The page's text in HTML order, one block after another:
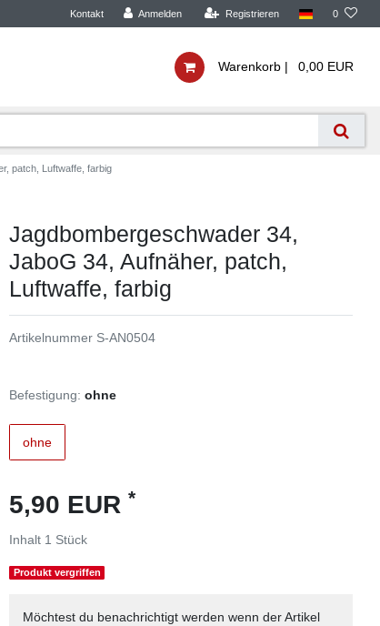
Kontakt Anmelden Registrieren 0
Warenkorb | 0,00 EUR
patch, Luftwaffe, farbig
Jagdbombergeschwader 34,
JaboG 34, Aufnäher, patch,
Luftwaffe, farbig
Artikelnummer S-AN0504
Befestigung: ohne
ohne
5,90 EUR *
Inhalt 1 Stück
Produkt vergriffen
Möchtest du benachrichtigt werden wenn der Artikel